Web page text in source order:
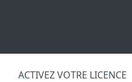
ACTIVEZ VOTRE LICENCE